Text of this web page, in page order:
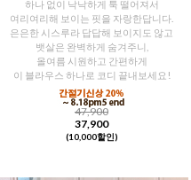
하나 없이 낙낙하게 툭 떨어져서
여리여리해 보이는 핏을 자랑한답니다.
은은한 시스루라 답답해 보이지도 않고
뱃살은 완벽하게 숨겨주니,
올여름 시원하고 간편하게
이 블라우스 하나로 코디 끝내보세요!
47,900
37,900
(10,000할인)